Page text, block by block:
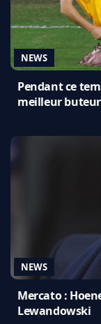
NEWS
Pendant ce
meilleur
NEWS
Mercato :
Lewandowski